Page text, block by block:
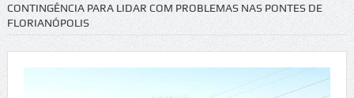
CONTINGÊNCIA PARA LIDAR COM PROBLEMAS NAS PONTES DE
FLORIANÓPOLIS